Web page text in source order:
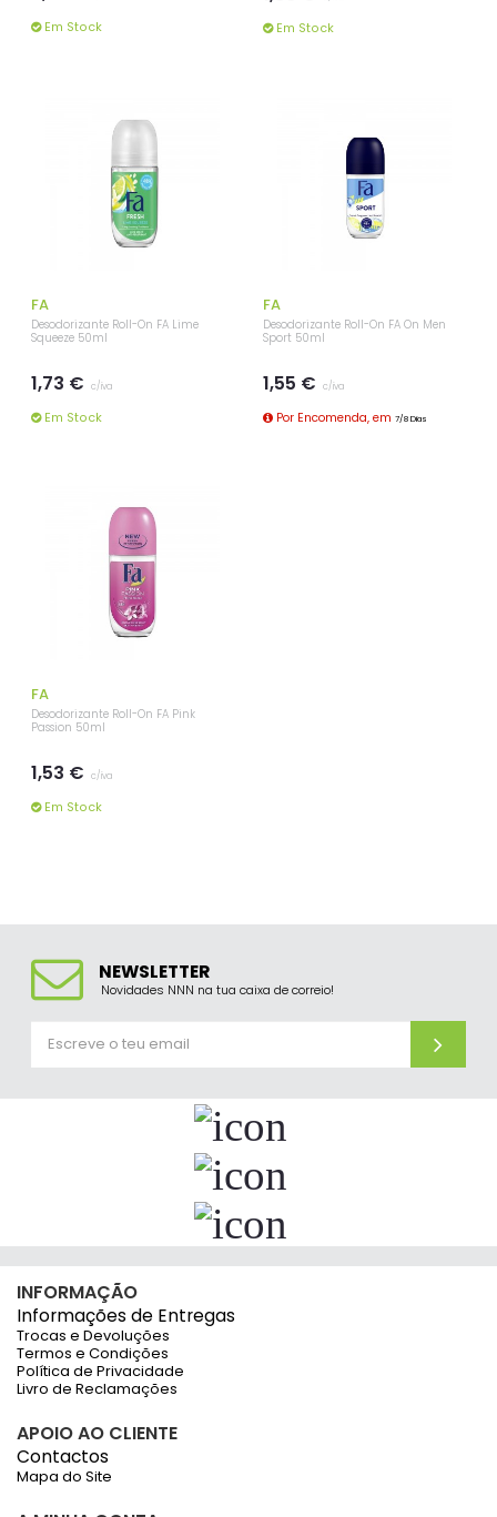
Em Stock Em Stock
FA
Desodorizante Roll-On FA Lime
Squeeze 50ml
1,73 € c/iva
Em Stock
FA
Desodorizante Roll-On FA On Men
Sport 50ml
1,55 € c/iva
Por Encomenda, em 7/8 Dias
FA
Desodorizante Roll-On FA Pink
Passion 50ml
1,53 € c/iva
Em Stock
NEWSLETTER
Novidades NNN na tua caixa de correio!
INFORMAÇÃO
Informações de Entregas
Trocas e Devoluções
Termos e Condições
Política de Privacidade
Livro de Reclamações
APOIO AO CLIENTE
Contactos
Mapa do Site